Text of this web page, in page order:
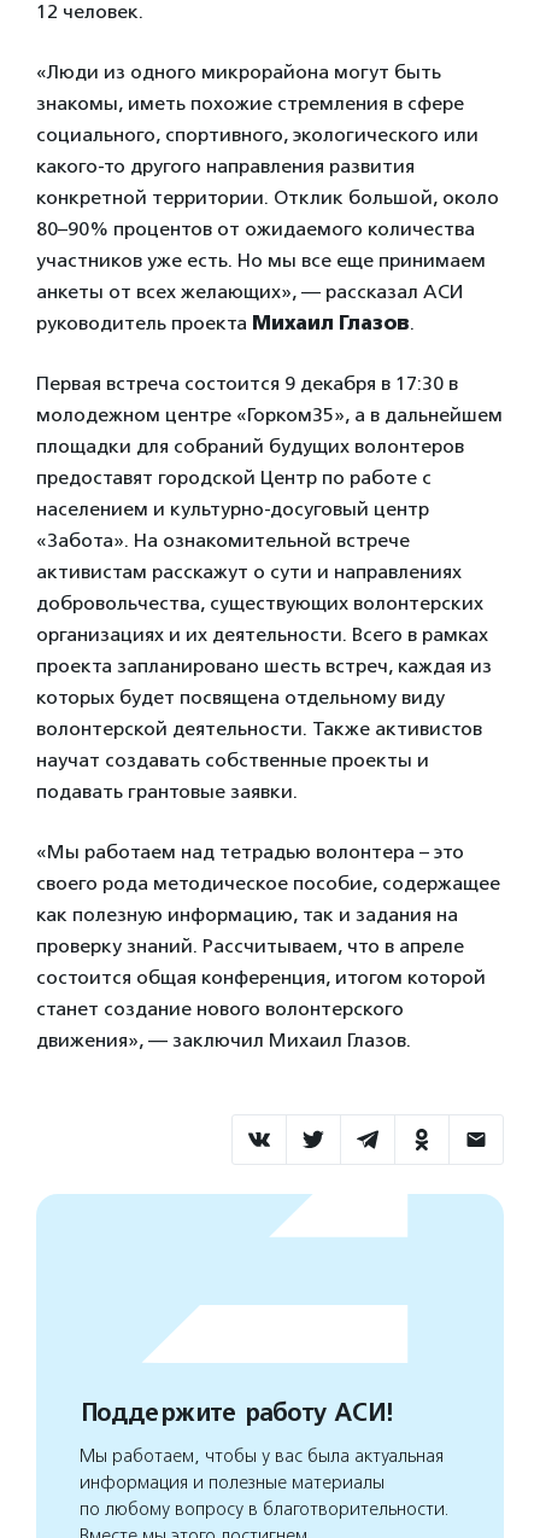
12 человек.
«Люди из одного микрорайона могут быть
знакомы, иметь похожие стремления в сфере
социального, спортивного, экологического или
какого-то другого направления развития
конкретной территории. Отклик большой, около
80–90% процентов от ожидаемого количества
участников уже есть. Но мы все еще принимаем
анкеты от всех желающих», — рассказал АСИ
руководитель проекта Михаил Глазов.
Первая встреча состоится 9 декабря в 17:30 в
молодежном центре «Горком35», а в дальнейшем
площадки для собраний будущих волонтеров
предоставят городской Центр по работе с
населением и культурно-досуговый центр
«Забота». На ознакомительной встрече
активистам расскажут о сути и направлениях
добровольчества, существующих волонтерских
организациях и их деятельности. Всего в рамках
проекта запланировано шесть встреч, каждая из
которых будет посвящена отдельному виду
волонтерской деятельности. Также активистов
научат создавать собственные проекты и
подавать грантовые заявки.
«Мы работаем над тетрадью волонтера – это
своего рода методическое пособие, содержащее
как полезную информацию, так и задания на
проверку знаний. Рассчитываем, что в апреле
состоится общая конференция, итогом которой
станет создание нового волонтерского
движения», — заключил Михаил Глазов.
Поддержите работу АСИ!
Мы работаем, чтобы у вас была актуальная
информация и полезные материалы
по любому вопросу в благотворительности.